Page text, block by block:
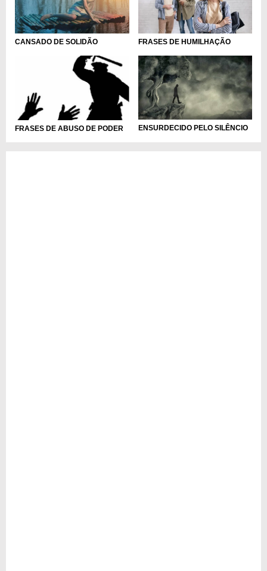
CANSADO DE SOLIDÃO FRASES DE HUMILHAÇÃO
FRASES DE ABUSO DE PODER ENSURDECIDO PELO SILÊNCIO